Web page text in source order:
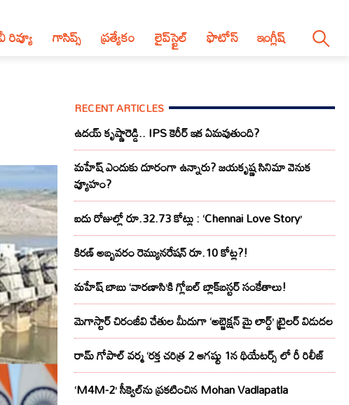
గాసిప్స్ ప్రత్యేకం లైప్‌స్టైల్‌ ఫొటోస్ ఇంగ్లీష్
RECENT ARTICLES
ఉదయ్ కృష్ణారెడ్డి.. IPS కెరీర్ ఇక ఏమవుతుంది?
మహేష్ ఎందుకు దూరంగా ఉన్నారు? జయకృష్ణ సినిమా వెనుక
వ్యూహం?
ఐదు రోజుల్లో రూ.32.73 కోట్లు : ‘Chennai Love Story’
కిరణ్ అబ్బవరం రెమ్యునరేషన్ రూ.10 కోట్ల?!
మహేష్ బాబు ‘వారణాసి’కి గ్లోబల్ బ్లాక్‌బస్టర్ సంకేతాలు!
మెగాస్టార్ చిరంజీవి చేతుల మీదుగా ‘అబ్జెక్ష‌న్ మై లార్డ్‌’ ట్రైల‌ర్ విడుద‌ల
రామ్ గోపాల్ వర్మ ‘రక్త చరిత్ర 2 ఆగష్టు 1న థియేటర్స్ లో రీ రిలీజ్
‘M4M-2’ సీక్వెల్‌ను ప్రకటించిన Mohan Vadlapatla